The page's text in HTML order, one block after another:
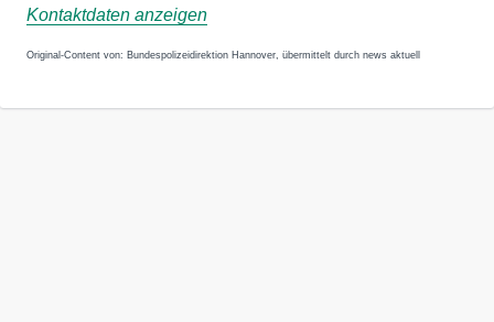
Kontaktdaten anzeigen
Original-Content von: Bundespolizeidirektion Hannover, übermittelt durch news aktuell